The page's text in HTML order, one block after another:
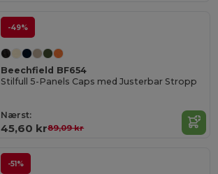
-49%
Beechfield BF654
Stilfull 5-Panels Caps med Justerbar Stropp
Nærst:
45,60 kr89,09 kr
-51%